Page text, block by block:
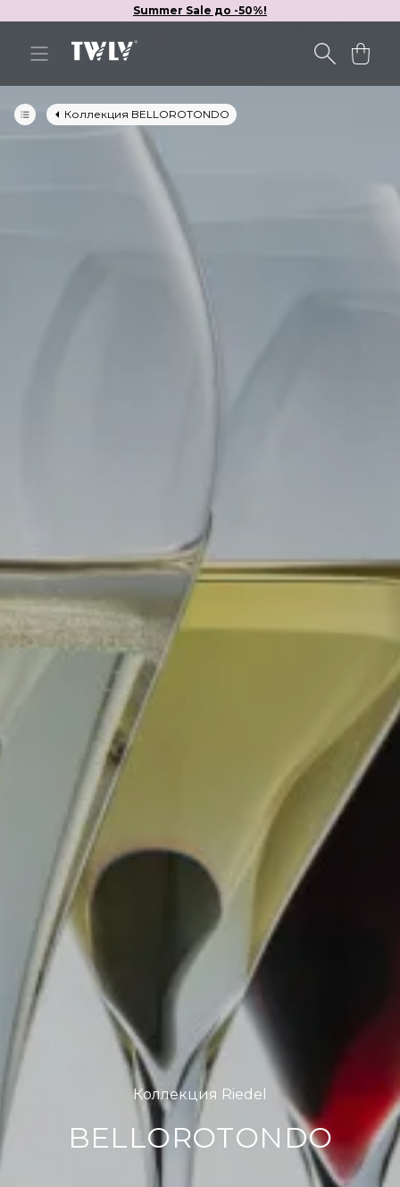
Summer Sale до -50%!
Коллекция BELLOROTONDO
Коллекция Riedel
BELLOROTONDO